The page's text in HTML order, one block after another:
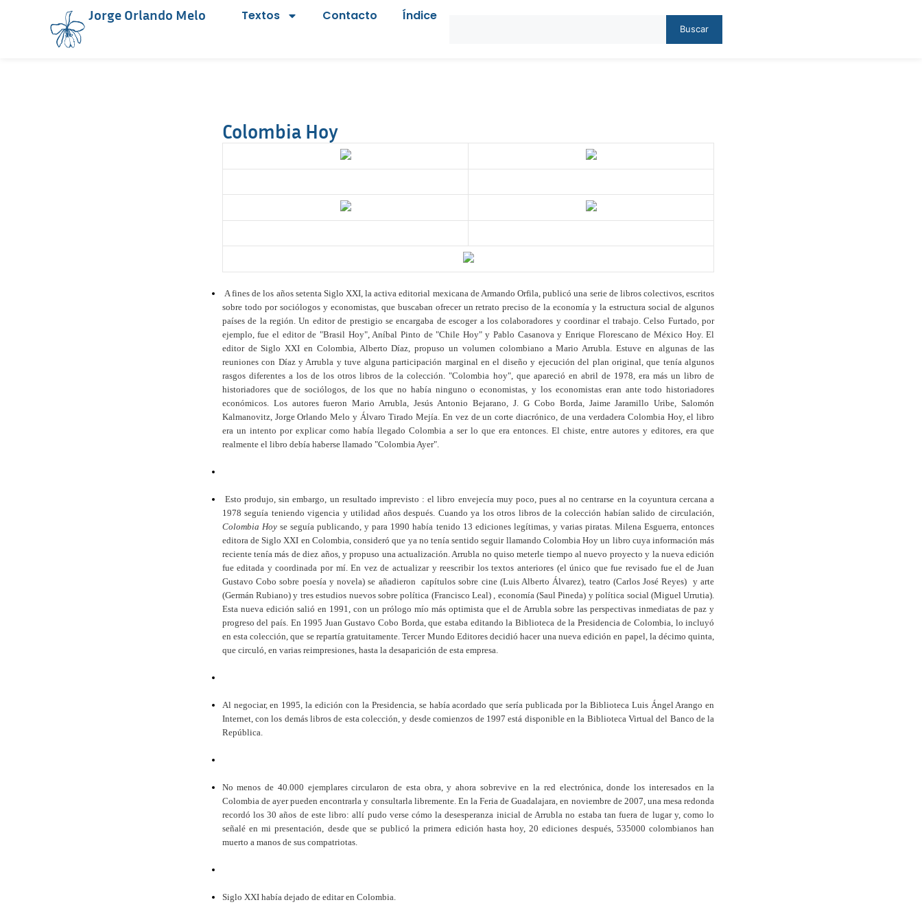
Jorge Orlando Melo Textos Contacto Índice
Buscar
Colombia Hoy
A fines de los años setenta Siglo XXI, la activa editorial mexicana de Armando Orfila, publicó una serie de libros colectivos, escritos
sobre todo por sociólogos y economistas, que buscaban ofrecer un retrato preciso de la economía y la estructura social de algunos
países de la región. Un editor de prestigio se encargaba de escoger a los colaboradores y coordinar el trabajo. Celso Furtado, por
ejemplo, fue el editor de "Brasil Hoy", Aníbal Pinto de "Chile Hoy" y Pablo Casanova y Enrique Florescano de México Hoy. El
editor de Siglo XXI en Colombia, Alberto Díaz, propuso un volumen colombiano a Mario Arrubla. Estuve en algunas de las
reuniones con Díaz y Arrubla y tuve alguna participación marginal en el diseño y ejecución del plan original, que tenía algunos
rasgos diferentes a los de los otros libros de la colección. "Colombia hoy", que apareció en abril de 1978, era más un libro de
historiadores que de sociólogos, de los que no había ninguno o economistas, y los economistas eran ante todo historiadores
económicos. Los autores fueron Mario Arrubla, Jesús Antonio Bejarano, J. G Cobo Borda, Jaime Jaramillo Uribe, Salomón
Kalmanovitz, Jorge Orlando Melo y Álvaro Tirado Mejía. En vez de un corte diacrónico, de una verdadera Colombia Hoy, el libro
era un intento por explicar como había llegado Colombia a ser lo que era entonces. El chiste, entre autores y editores, era que
realmente el libro debía haberse llamado "Colombia Ayer".
Esto produjo, sin embargo, un resultado imprevisto : el libro envejecía muy poco, pues al no centrarse en la coyuntura cercana a
1978 seguía teniendo vigencia y utilidad años después. Cuando ya los otros libros de la colección habían salido de circulación,
Colombia Hoyse seguía publicando, y para 1990 había tenido 13 ediciones legítimas, y varias piratas. Milena Esguerra, entonces
editora de Siglo XXI en Colombia, consideró que ya no tenía sentido seguir llamando Colombia Hoy un libro cuya información más
reciente tenía más de diez años, y propuso una actualización. Arrubla no quiso meterle tiempo al nuevo proyecto y la nueva edición
fue editada y coordinada por mí. En vez de actualizar y reescribir los textos anteriores (el único que fue revisado fue el de Juan
Gustavo Cobo sobre poesía y novela) se añadieron capítulos sobre cine (Luis Alberto Álvarez), teatro (Carlos José Reyes) y arte
(Germán Rubiano) y tres estudios nuevos sobre política (Francisco Leal) , economía (Saul Pineda) y política social (Miguel Urrutia).
Esta nueva edición salió en 1991, con un prólogo mío más optimista que el de Arrubla sobre las perspectivas inmediatas de paz y
progreso del país. En 1995 Juan Gustavo Cobo Borda, que estaba editando la Biblioteca de la Presidencia de Colombia, lo incluyó
en esta colección, que se repartía gratuitamente. Tercer Mundo Editores decidió hacer una nueva edición en papel, la décimo quinta,
que circuló, en varias reimpresiones, hasta la desaparición de esta empresa.
Al negociar, en 1995, la edición con la Presidencia, se había acordado que sería publicada por la Biblioteca Luis Ángel Arango en
Internet, con los demás libros de esta colección, y desde comienzos de 1997 está disponible en la Biblioteca Virtual del Banco de la
República.
No menos de 40.000 ejemplares circularon de esta obra, y ahora sobrevive en la red electrónica, donde los interesados en la
Colombia de ayer pueden encontrarla y consultarla libremente. En la Feria de Guadalajara, en noviembre de 2007, una mesa redonda
recordó los 30 años de este libro: allí pudo verse cómo la desesperanza inicial de Arrubla no estaba tan fuera de lugar y, como lo
señalé en mi presentación, desde que se publicó la primera edición hasta hoy, 20 ediciones después, 535000 colombianos han
muerto a manos de sus compatriotas.
Siglo XXI había dejado de editar en Colombia.